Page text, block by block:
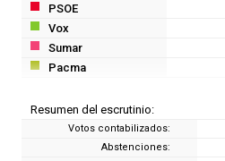
PSOE
Vox
Sumar
Pacma
Resumen del escrutinio:
Votos contabilizados:
Abstenciones: